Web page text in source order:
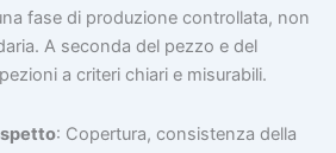
fase di produzione controllata, non
A seconda del pezzo e del
a criteri chiari e misurabili.
: Copertura, consistenza della